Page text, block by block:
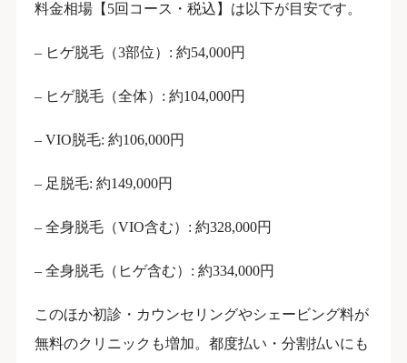
料金相場【5回コース・税込】は以下が目安です。
– ヒゲ脱毛（3部位）: 約54,000円
– ヒゲ脱毛（全体）: 約104,000円
– VIO脱毛: 約106,000円
– 足脱毛: 約149,000円
– 全身脱毛（VIO含む）: 約328,000円
– 全身脱毛（ヒゲ含む）: 約334,000円
このほか初診・カウンセリングやシェービング料が
無料のクリニックも増加。都度払い・分割払いにも